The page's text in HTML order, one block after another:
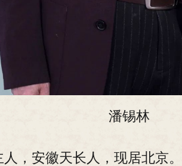
潘锡林
，安徽天长人，现居北京